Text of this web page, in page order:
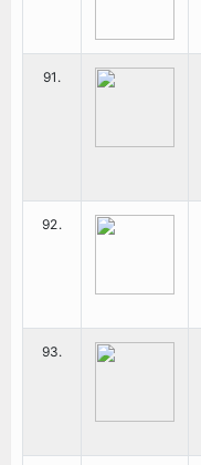
91.
92.
93.